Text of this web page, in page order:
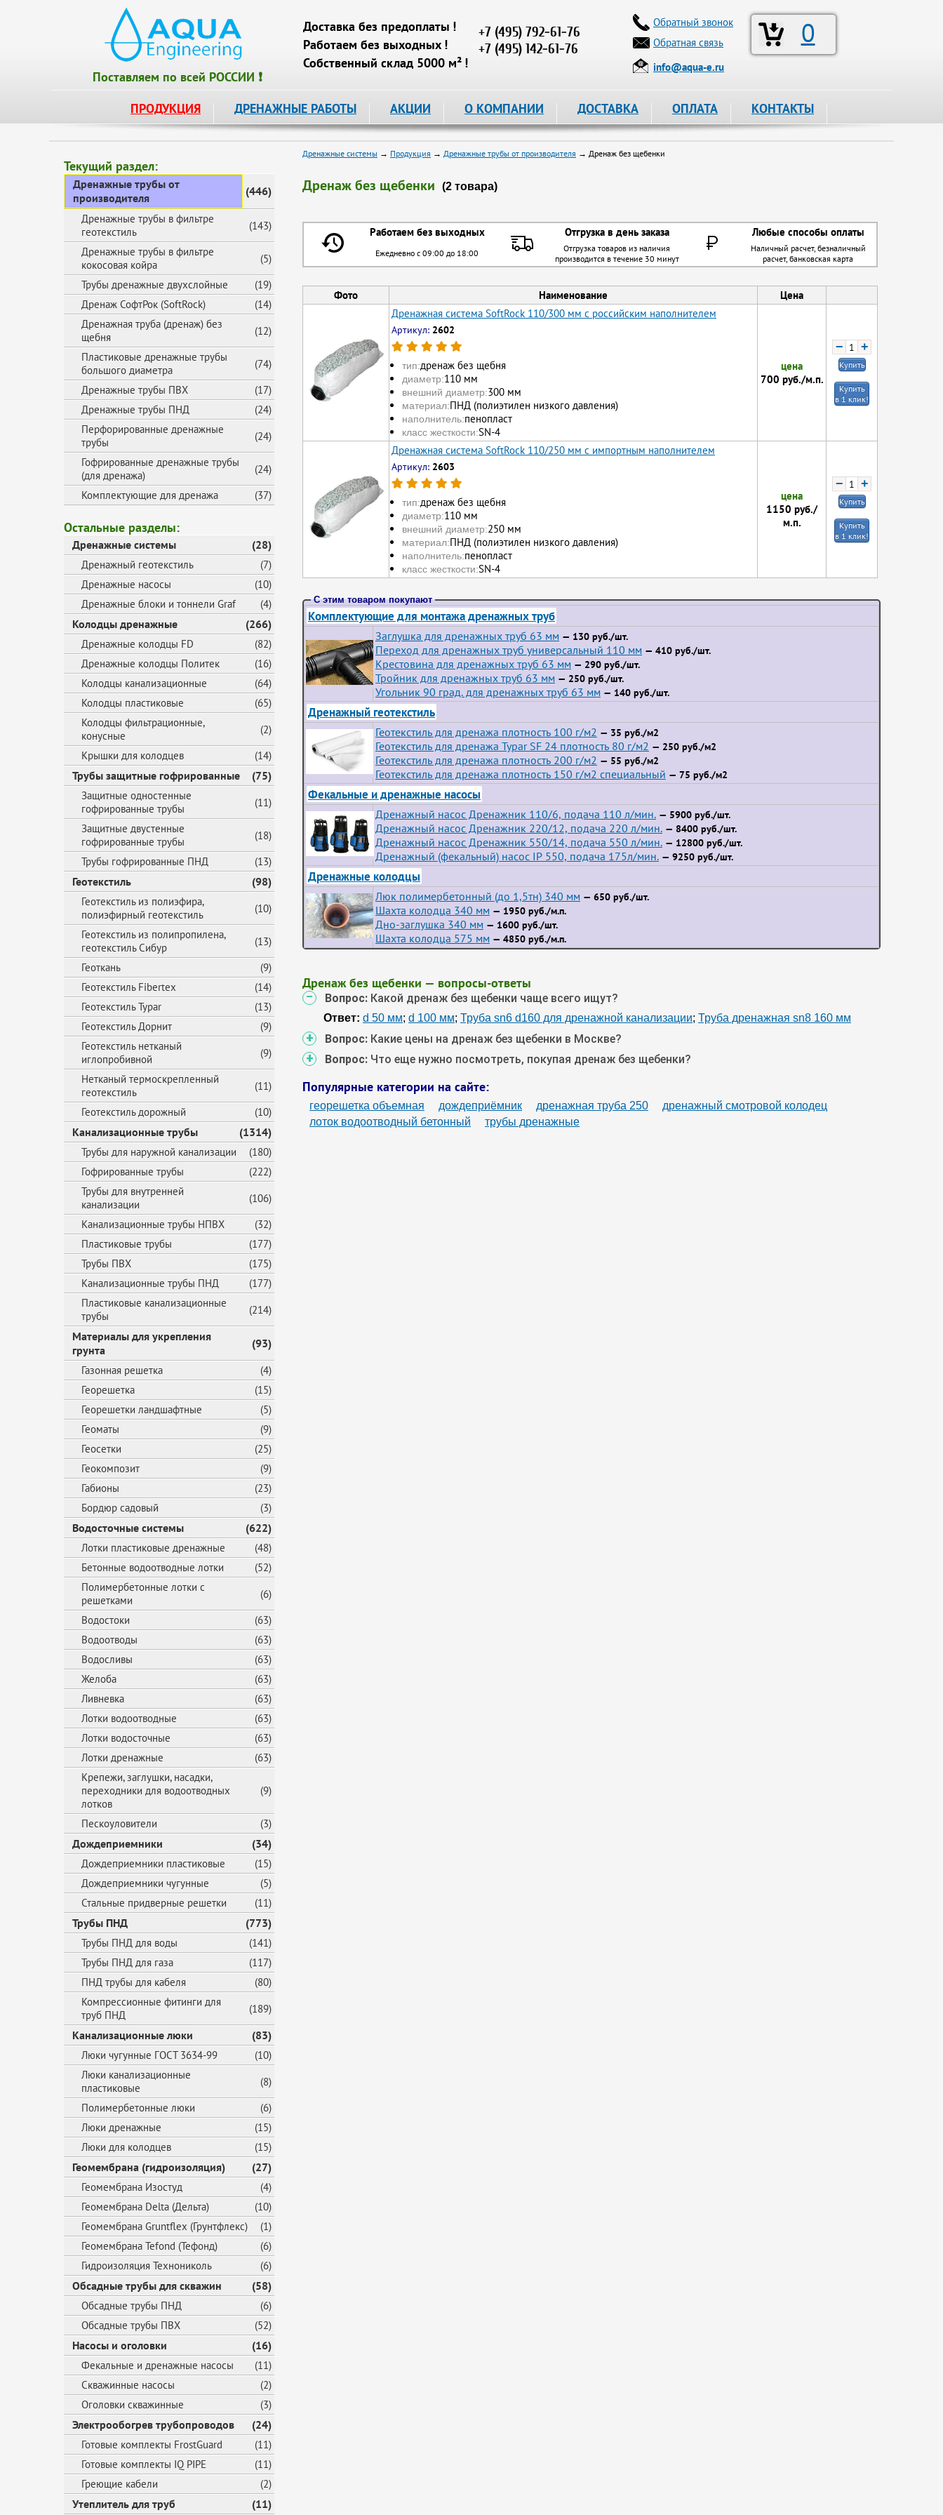
Поставляем по всей РОССИИ ❗
Доставка без предоплаты !
Работаем без выходных !
Собственный склад 5000 м² !
+7 (495) 792-61-76
+7 (495) 142-61-76
0
Обратный звонок
Обратная связь
info@aqua-e.ru
ПРОДУКЦИЯ ДРЕНАЖНЫЕ РАБОТЫ АКЦИИ О КОМПАНИИ ДОСТАВКА ОПЛАТА КОНТАКТЫ
Текущий раздел:
Дренажные трубы от
производителя
(446)
Дренажные трубы в фильтре
геотекстиль
(143)
Дренажные трубы в фильтре
кокосовая койра
(5)
Трубы дренажные двухслойные
(19)
Дренаж СофтРок (SoftRock)
(14)
Дренажная труба (дренаж) без
щебня
(12)
Пластиковые дренажные трубы
большого диаметра
(74)
Дренажные трубы ПВХ
(17)
Дренажные трубы ПНД
(24)
Перфорированные дренажные
трубы
(24)
Гофрированные дренажные трубы
(для дренажа)
(24)
Комплектующие для дренажа
(37)
Остальные разделы:
Дренажные системы (28)
Дренажный геотекстиль
(7)
Дренажные насосы
(10)
Дренажные блоки и тоннели Graf
(4)
Колодцы дренажные (266)
Дренажные колодцы FD
(82)
Дренажные колодцы Политек
(16)
Колодцы канализационные
(64)
Колодцы пластиковые
(65)
Колодцы фильтрационные,
конусные
(2)
Крышки для колодцев
(14)
Трубы защитные гофрированные (75)
Защитные одностенные
гофрированные трубы
(11)
Защитные двустенные
гофрированные трубы
(18)
Трубы гофрированные ПНД
(13)
Геотекстиль (98)
Геотекстиль из полиэфира,
полиэфирный геотекстиль
(10)
Геотекстиль из полипропилена,
геотекстиль Сибур
(13)
Геоткань
(9)
Геотекстиль Fibertex
(14)
Геотекстиль Typar
(13)
Геотекстиль Дорнит
(9)
Геотекстиль нетканый
иглопробивной
(9)
Нетканый термоскрепленный
геотекстиль
(11)
Геотекстиль дорожный
(10)
Канализационные трубы (1314)
Трубы для наружной канализации
(180)
Гофрированные трубы
(222)
Трубы для внутренней
канализации
(106)
Канализационные трубы НПВХ
(32)
Пластиковые трубы
(177)
Трубы ПВХ
(175)
Канализационные трубы ПНД
(177)
Пластиковые канализационные
трубы
(214)
Материалы для укрепления
грунта
(93)
Газонная решетка
(4)
Георешетка
(15)
Георешетки ландшафтные
(5)
Геоматы
(9)
Геосетки
(25)
Геокомпозит
(9)
Габионы
(23)
Бордюр садовый
(3)
Водосточные системы (622)
Лотки пластиковые дренажные
(48)
Бетонные водоотводные лотки
(52)
Полимербетонные лотки с
решетками
(6)
Водостоки
(63)
Водоотводы
(63)
Водосливы
(63)
Желоба
(63)
Ливневка
(63)
Лотки водоотводные
(63)
Лотки водосточные
(63)
Лотки дренажные
(63)
Крепежи, заглушки, насадки,
переходники для водоотводных
лотков
(9)
Пескоуловители (3)
Дождеприемники (34)
Дождеприемники пластиковые
(15)
Дождеприемники чугунные
(5)
Стальные придверные решетки
(11)
Трубы ПНД (773)
Трубы ПНД для воды
(141)
Трубы ПНД для газа
(117)
ПНД трубы для кабеля
(80)
Компрессионные фитинги для
труб ПНД
(189)
Канализационные люки (83)
Люки чугунные ГОСТ 3634-99
(10)
Люки канализационные
пластиковые
(8)
Полимербетонные люки
(6)
Люки дренажные
(15)
Люки для колодцев
(15)
Геомембрана (гидроизоляция) (27)
Геомембрана Изостуд
(4)
Геомембрана Delta (Дельта)
(10)
Геомембрана Gruntflex (Грунтфлекс)
(1)
Геомембрана Tefond (Тефонд)
(6)
Гидроизоляция Технониколь
(6)
Обсадные трубы для скважин (58)
Обсадные трубы ПНД
(6)
Обсадные трубы ПВХ
(52)
Насосы и оголовки (16)
Фекальные и дренажные насосы
(11)
Скважинные насосы
(2)
Оголовки скважинные
(3)
Электрообогрев трубопроводов (24)
Готовые комплекты FrostGuard
(11)
Готовые комплекты IQ PIPE
(11)
Греющие кабели
(2)
Утеплитель для труб (11)
Дренажные системы → Продукция → Дренажные трубы от производителя → Дренаж без щебенки
Дренаж без щебенки (2 товара)
Работаем без выходных Отгрузка в день заказа Любые способы оплаты
Ежедневно с 09:00 до 18:00
Отгрузка товаров из наличия
производится в течение 30 минут
Наличный расчет, безналичный
расчет, банковская карта
Фото Наименование
Цена
Дренажная система SoftRock 110/300 мм с российским наполнителем
Артикул: 2602
тип:дренаж без щебня
диаметр:110 мм
внешний диаметр:300 мм
материал:ПНД (полиэтилен низкого давления)
наполнитель:пенопласт
класс жесткости:SN-4
цена
700 руб./м.п.
− +
Купить
Купить
в 1 клик!
Дренажная система SoftRock 110/250 мм с импортным наполнителем
Артикул: 2603
тип:дренаж без щебня
диаметр:110 мм
внешний диаметр:250 мм
материал:ПНД (полиэтилен низкого давления)
наполнитель:пенопласт
класс жесткости:SN-4
цена
1150 руб./
м.п.
− +
Купить
Купить
в 1 клик!
С этим товаром покупают
Комплектующие для монтажа дренажных труб
Заглушка для дренажных труб 63 мм — 130 руб./шт.
Переход для дренажных труб универсальный 110 мм — 410 руб./шт.
Крестовина для дренажных труб 63 мм — 290 руб./шт.
Тройник для дренажных труб 63 мм — 250 руб./шт.
Угольник 90 град. для дренажных труб 63 мм — 140 руб./шт.
Дренажный геотекстиль
Геотекстиль для дренажа плотность 100 г/м2 — 35 руб./м2
Геотекстиль для дренажа Typar SF 24 плотность 80 г/м2 — 250 руб./м2
Геотекстиль для дренажа плотность 200 г/м2 — 55 руб./м2
Геотекстиль для дренажа плотность 150 г/м2 специальный — 75 руб./м2
Фекальные и дренажные насосы
Дренажный насос Дренажник 110/6, подача 110 л/мин. — 5900 руб./шт.
Дренажный насос Дренажник 220/12, подача 220 л/мин. — 8400 руб./шт.
Дренажный насос Дренажник 550/14, подача 550 л/мин. — 12800 руб./шт.
Дренажный (фекальный) насос IP 550, подача 175л/мин. — 9250 руб./шт.
Дренажные колодцы
Люк полимербетонный (до 1,5тн) 340 мм — 650 руб./шт.
Шахта колодца 340 мм — 1950 руб./м.п.
Дно-заглушка 340 мм — 1600 руб./шт.
Шахта колодца 575 мм — 4850 руб./м.п.
Дренаж без щебенки — вопросы-ответы
Вопрос: Какой дренаж без щебенки чаще всего ищут?
Ответ: d 50 мм; d 100 мм; Труба sn6 d160 для дренажной канализации; Труба дренажная sn8 160 мм
Вопрос: Какие цены на дренаж без щебенки в Москве?
Вопрос: Что еще нужно посмотреть, покупая дренаж без щебенки?
Популярные категории на сайте:
георешетка объемная дождеприёмник дренажная труба 250
дренажный смотровой колодец
лоток водоотводный бетонный
трубы дренажные